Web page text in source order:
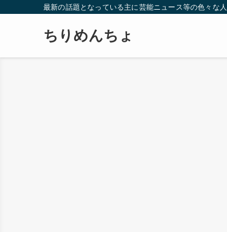
最新の話題となっている主に芸能ニュース等の色々な
ちりめんちょ